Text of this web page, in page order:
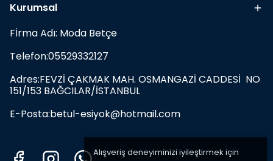
Alışveriş deneyiminizi iyileştirmek için
Kurumsal
Fİrma Adı: Moda Betçe
Telefon:05529332127
Adres:FEVZİ ÇAKMAK MAH. OSMANGAZİ CADDESİ NO
151/153 BAĞCILAR/İSTANBUL
E-Posta:betul-esiyok@hotmail.com